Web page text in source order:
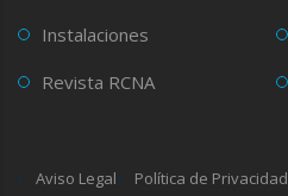
Instalaciones
Revista RCNA
Aviso Legal Política de Privacidad